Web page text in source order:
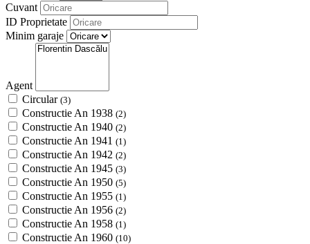
Cuvant
ID Proprietate
Minim garaje
Agent
Circular (3)
Constructie An 1938 (2)
Constructie An 1940 (2)
Constructie An 1941 (1)
Constructie An 1942 (2)
Constructie An 1945 (3)
Constructie An 1950 (5)
Constructie An 1955 (1)
Constructie An 1956 (2)
Constructie An 1958 (1)
Constructie An 1960 (10)